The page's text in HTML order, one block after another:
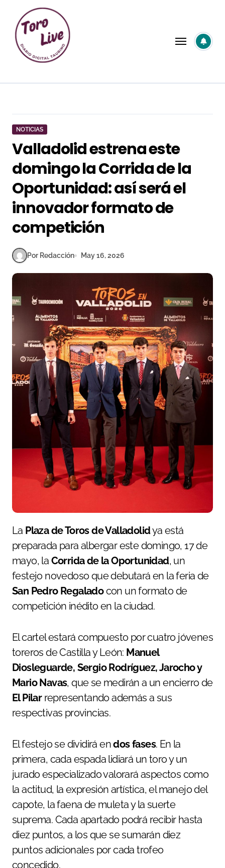
contenido
NOTICIAS
Valladolid estrena este
domingo la Corrida de la
Oportunidad: así será el
innovador formato de
competición
Por Redacción May 16, 2026
La Plaza de Toros de Valladolidya está
preparada para albergar este domingo, 17 de
mayo, la Corrida de la Oportunidad, un
festejo novedoso que debutará en la feria de
San Pedro Regaladocon un formato de
competición inédito en la ciudad.
El cartel estará compuesto por cuatro jóvenes
toreros de Castilla y León: Manuel
Diosleguarde, Sergio Rodríguez, Jarocho y
Mario Navas, que se medirán a un encierro de
El Pilarrepresentando además a sus
respectivas provincias.
El festejo se dividirá endos fases. En la
primera, cada espada lidiará un toro y un
jurado especializado valorará aspectos como
la actitud, la expresión artística, el manejo del
capote, la faena de muleta y la suerte
suprema. Cada apartado podrá recibir hasta
diez puntos, a los que se sumarán diez
puntos adicionales por cada trofeo
concedido.